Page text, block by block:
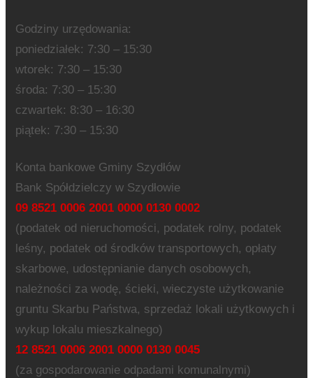
Godziny urzędowania:
poniedziałek: 7:30 – 15:30
wtorek: 7:30 – 15:30
środa: 7:30 – 15:30
czwartek: 8:30 – 16:30
piątek: 7:30 – 15:30
Konta bankowe Gminy Szydłów
Bank Spółdzielczy w Szydłowie
09 8521 0006 2001 0000 0130 0002
(podatek od nieruchomości, podatek rolny, podatek
leśny, podatek od środków transportowych, opłaty
skarbowe, udostępnianie danych osobowych,
należności za wodę, ścieki, wieczyste użytkowanie
gruntu Skarbu Państwa, sprzedaż lokali użytkowych i
wykup lokalu mieszkalnego)
12 8521 0006 2001 0000 0130 0045
(za gospodarowanie odpadami komunalnymi)